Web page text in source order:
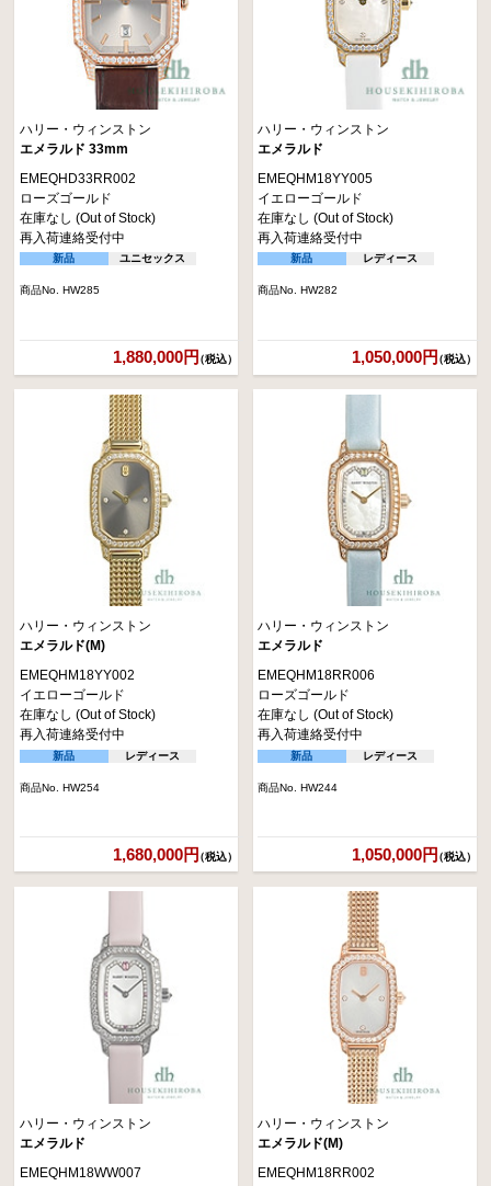
ハリー・ウィンストン
エメラルド 33mm
EMEQHD33RR002
ローズゴールド
在庫なし (Out of Stock)
再入荷連絡受付中
新品 ユニセックス
商品No. HW285
1,880,000円（税込）
ハリー・ウィンストン
エメラルド
EMEQHM18YY005
イエローゴールド
在庫なし (Out of Stock)
再入荷連絡受付中
新品 レディース
商品No. HW282
1,050,000円（税込）
ハリー・ウィンストン
エメラルド(M)
EMEQHM18YY002
イエローゴールド
在庫なし (Out of Stock)
再入荷連絡受付中
新品 レディース
商品No. HW254
1,680,000円（税込）
ハリー・ウィンストン
エメラルド
EMEQHM18RR006
ローズゴールド
在庫なし (Out of Stock)
再入荷連絡受付中
新品 レディース
商品No. HW244
1,050,000円（税込）
ハリー・ウィンストン
エメラルド
EMEQHM18WW007
ハリー・ウィンストン
エメラルド(M)
EMEQHM18RR002